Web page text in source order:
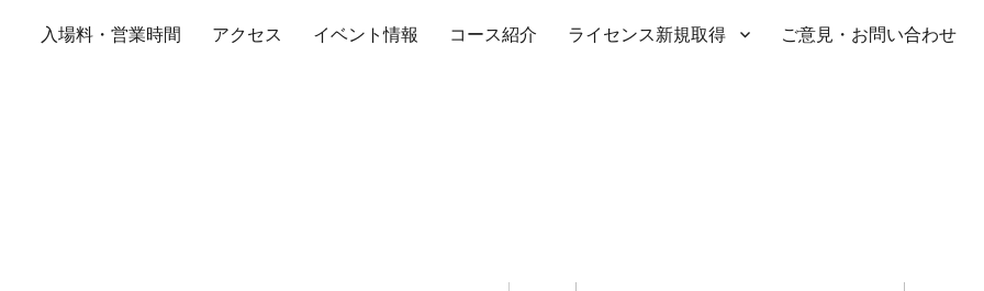
入場料・営業時間 アクセス イベント情報 コース紹介 ライセンス新規取得 ご意見・お問い合わせ